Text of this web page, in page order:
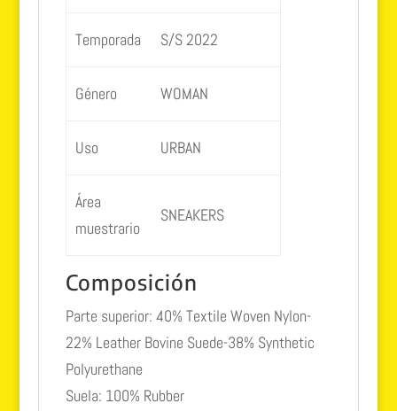
Temporada S/S 2022
Género WOMAN
Uso URBAN
Área
muestrario
SNEAKERS
Composición
Parte superior: 40% Textile Woven Nylon-
22% Leather Bovine Suede-38% Synthetic
Polyurethane
Suela: 100% Rubber